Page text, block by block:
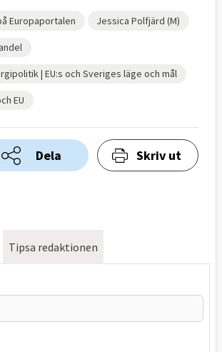
Europaportalen
Jessica Polfjärd (M)
| EU:s och Sveriges läge och mål
EU
Dela Skriv ut
Tipsa redaktionen